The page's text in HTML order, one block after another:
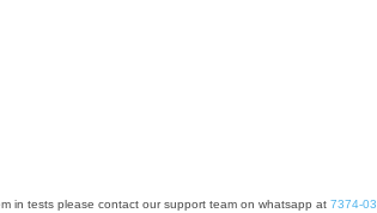
in tests please contact our support team on whatsapp at 7374-